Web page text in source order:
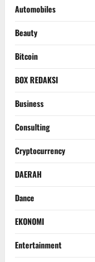
Automobiles
Beauty
Bitcoin
BOX REDAKSI
Business
Consulting
Cryptocurrency
DAERAH
Dance
EKONOMI
Entertainment